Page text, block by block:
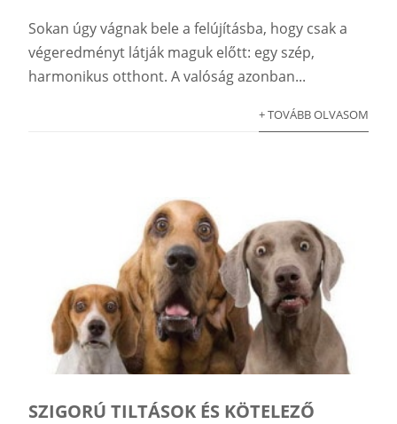
Sokan úgy vágnak bele a felújításba, hogy csak a
végeredményt látják maguk előtt: egy szép,
harmonikus otthont. A valóság azonban...
+ TOVÁBB OLVASOM
SZIGORÚ TILTÁSOK ÉS KÖTELEZŐ